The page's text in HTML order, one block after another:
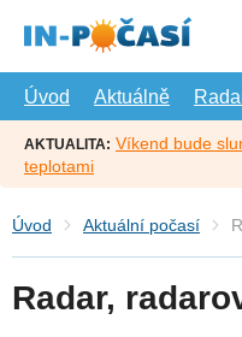
hlavní
Úvod
Aktuálně
AKTUALITA: Víkend bude
teplotami
Úvod Aktuální počasí
Radar,